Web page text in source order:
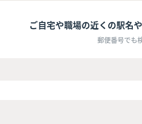
ご自宅や職場の近くの駅名
郵便番号でも